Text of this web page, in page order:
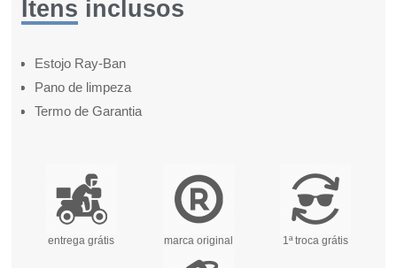
Itens inclusos
Estojo Ray-Ban
Pano de limpeza
Termo de Garantia
entrega grátis marca original 1ª troca grátis